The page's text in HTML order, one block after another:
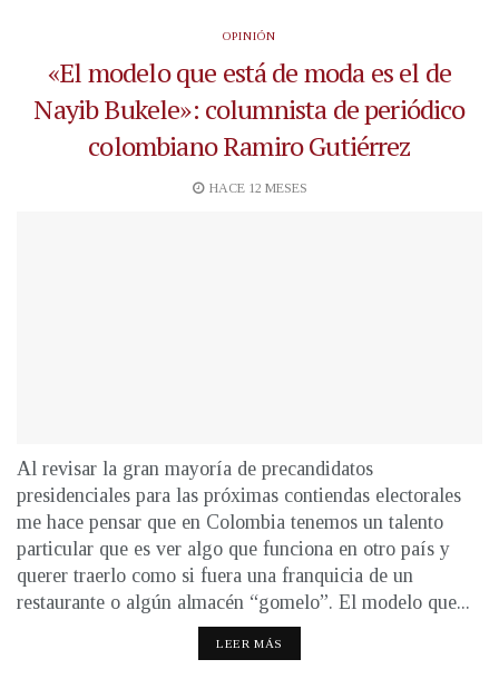
OPINIÓN
«El modelo que está de moda es el de
Nayib Bukele»: columnista de periódico
colombiano Ramiro Gutiérrez
HACE 12 MESES
Al revisar la gran mayoría de precandidatos
presidenciales para las próximas contiendas electorales
me hace pensar que en Colombia tenemos un talento
particular que es ver algo que funciona en otro país y
querer traerlo como si fuera una franquicia de un
restaurante o algún almacén “gomelo”. El modelo que...
LEER MÁS